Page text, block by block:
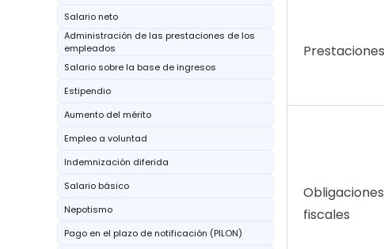
Salario neto
Administración de las prestaciones de los
empleados
Salario sobre la base de ingresos
Estipendio
Aumento del mérito
Empleo a voluntad
Indemnización diferida
Salario básico
Nepotismo
Pago en el plazo de notificación (PILON)
Prestaciones
Obligaciones
fiscales